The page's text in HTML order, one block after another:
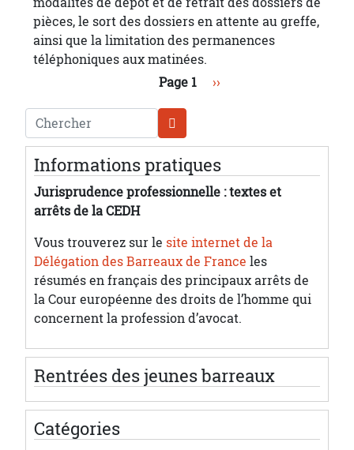
pièces, le sort des dossiers en attente au greffe,
ainsi que la limitation des permanences
téléphoniques aux matinées.
Page 1 Page suivante
››
Chercher
Informations pratiques
Jurisprudence professionnelle : textes et
arrêts de la CEDH
Vous trouverez sur le site internet de la
Délégation des Barreaux de France les
résumés en français des principaux arrêts de
la Cour européenne des droits de l’homme qui
concernent la profession d’avocat.
Rentrées des jeunes barreaux
Catégories